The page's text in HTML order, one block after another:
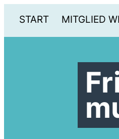
START MITGLIED